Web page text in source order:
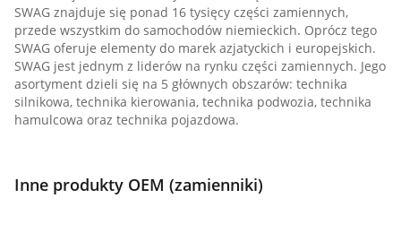
SWAG znajduje się ponad 16 tysięcy części zamiennych,
przede wszystkim do samochodów niemieckich. Oprócz tego
SWAG oferuje elementy do marek azjatyckich i europejskich.
SWAG jest jednym z liderów na rynku części zamiennych. Jego
asortyment dzieli się na 5 głównych obszarów: technika
silnikowa, technika kierowania, technika podwozia, technika
hamulcowa oraz technika pojazdowa.
Inne produkty OEM (zamienniki)